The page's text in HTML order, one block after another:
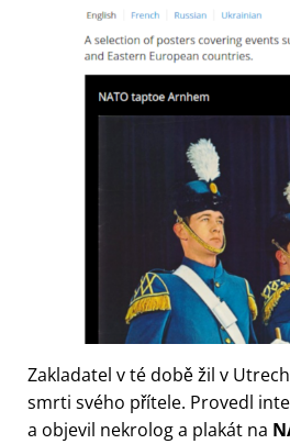
Zakladatel v té době žil v
smrti svého přítele. Provedl
a objevil nekrolog a plakát na